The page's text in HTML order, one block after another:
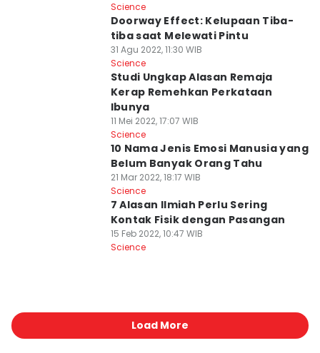
Science
Doorway Effect: Kelupaan Tiba-
tiba saat Melewati Pintu
31 Agu 2022, 11:30 WIB
Science
Studi Ungkap Alasan Remaja
Kerap Remehkan Perkataan
Ibunya
11 Mei 2022, 17:07 WIB
Science
10 Nama Jenis Emosi Manusia yang
Belum Banyak Orang Tahu
21 Mar 2022, 18:17 WIB
Science
7 Alasan Ilmiah Perlu Sering
Kontak Fisik dengan Pasangan
15 Feb 2022, 10:47 WIB
Science
Load More